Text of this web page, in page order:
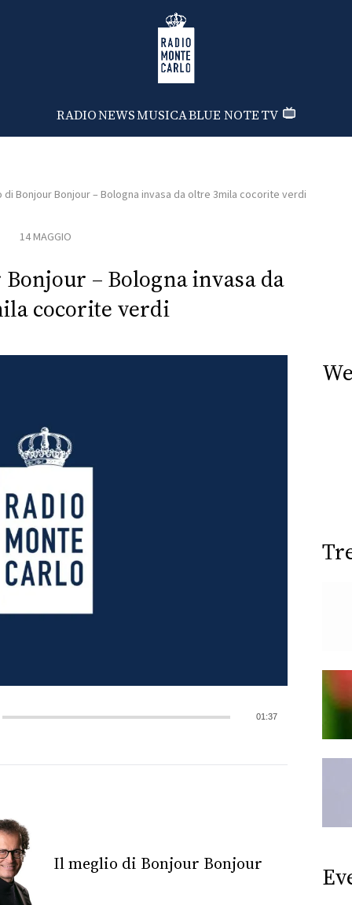
Radio Monte Carlo
RADIONEWSMUSICABLUE NOTETV
Bonjour Bonjour – Bologna invasa da oltre 3mila cocorite verdi
14 MAGGIO
– Bologna invasa da
cocorite verdi
01:37
Il meglio di Bonjour Bonjour